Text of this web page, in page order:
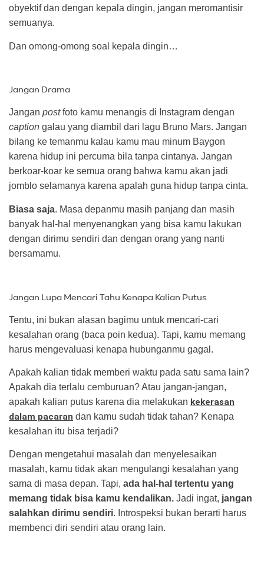
obyektif dan dengan kepala dingin, jangan meromantisir
semuanya.
Dan omong-omong soal kepala dingin…
Jangan Drama
Jangan postfoto kamu menangis di Instagram dengan
caption galau yang diambil dari lagu Bruno Mars. Jangan
bilang ke temanmu kalau kamu mau minum Baygon
karena hidup ini percuma bila tanpa cintanya. Jangan
berkoar-koar ke semua orang bahwa kamu akan jadi
jomblo selamanya karena apalah guna hidup tanpa cinta.
Biasa saja. Masa depanmu masih panjang dan masih
banyak hal-hal menyenangkan yang bisa kamu lakukan
dengan dirimu sendiri dan dengan orang yang nanti
bersamamu.
Jangan Lupa Mencari Tahu Kenapa Kalian Putus
Tentu, ini bukan alasan bagimu untuk mencari-cari
kesalahan orang (baca poin kedua). Tapi, kamu memang
harus mengevaluasi kenapa hubunganmu gagal.
Apakah kalian tidak memberi waktu pada satu sama lain?
Apakah dia terlalu cemburuan? Atau jangan-jangan,
apakah kalian putus karena dia melakukan kekerasan
dalam pacaran dan kamu sudah tidak tahan? Kenapa
kesalahan itu bisa terjadi?
Dengan mengetahui masalah dan menyelesaikan
masalah, kamu tidak akan mengulangi kesalahan yang
sama di masa depan. Tapi, ada hal-hal tertentu yang
memang tidak bisa kamu kendalikan. Jadi ingat, jangan
salahkan dirimu sendiri. Introspeksi bukan berarti harus
membenci diri sendiri atau orang lain.